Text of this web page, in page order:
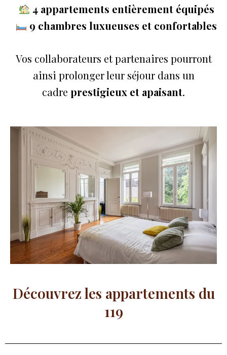
4 appartements entièrement équipés
9 chambres luxueuses et confortables
Vos collaborateurs et partenaires pourront
ainsi prolonger leur séjour dans un
cadre prestigieux et apaisant.
Découvrez les appartements du
119